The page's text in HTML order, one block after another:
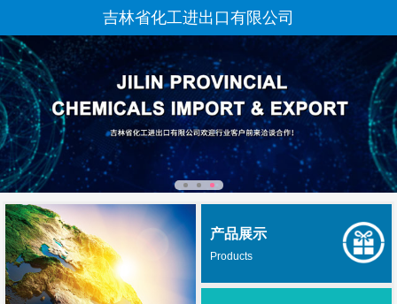
吉林省化工进出口有限公司
产品展示
Products